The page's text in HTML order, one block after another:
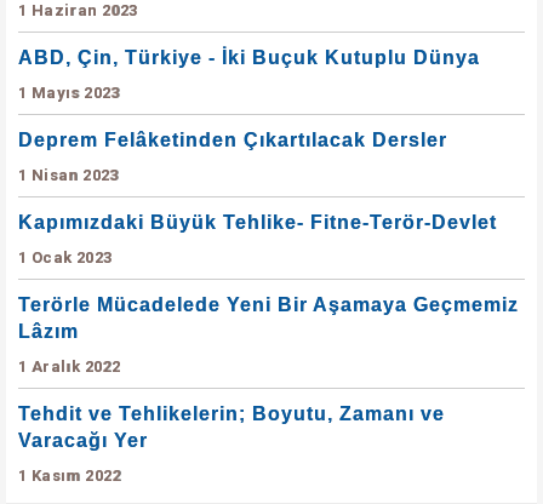
1 Haziran 2023
ABD, Çin, Türkiye - İki Buçuk Kutuplu Dünya
1 Mayıs 2023
Deprem Felâketinden Çıkartılacak Dersler
1 Nisan 2023
Kapımızdaki Büyük Tehlike- Fitne-Terör-Devlet
1 Ocak 2023
Terörle Mücadelede Yeni Bir Aşamaya Geçmemiz
Lâzım
1 Aralık 2022
Tehdit ve Tehlikelerin; Boyutu, Zamanı ve
Varacağı Yer
1 Kasım 2022